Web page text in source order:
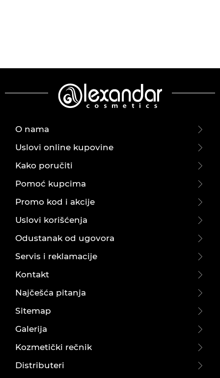
O nama
Uslovi online kupovine
Kako poručiti
Pomoć kupcima
Promo kod i akcije
Uslovi korišćenja
Odustanak od ugovora
Servis i reklamacije
Kontakt
Najčešća pitanja
Sitemap
Galerija
Kozmetički rečnik
Distributeri